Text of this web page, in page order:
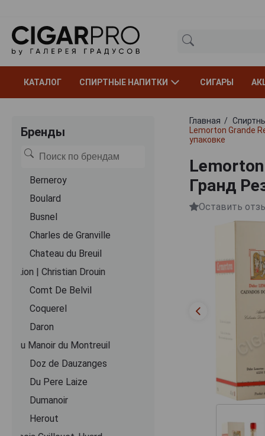
КАТАЛОГ СПИРТНЫЕ НАПИТКИ СИГАРЫ
Бренды
Berneroy
Boulard
Busnel
Charles de Granville
Chateau du Breuil
de Lion | Christian Drouin
Comt De Belvil
Coquerel
Daron
du Manoir du Montreuil
Doz de Dauzanges
Du Pere Laize
Dumanoir
Herout
Главная
Lemorton Grande
упаковке
Гранд
Оставить